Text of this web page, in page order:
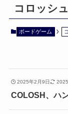
コロッシュ
ボードゲーム
2025年2月9日
COLOSH、ハ